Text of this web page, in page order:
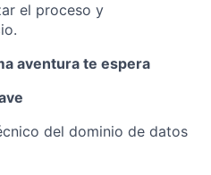
el proceso y
aventura te espera
del dominio de datos